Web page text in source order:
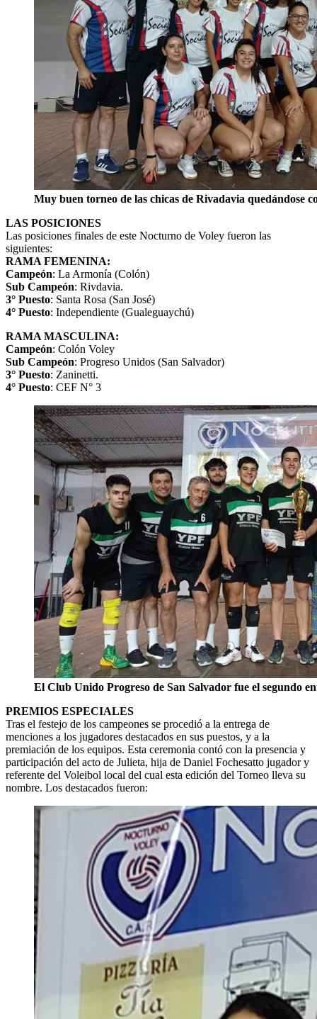
Muy buen torneo de las chicas de Rivadavia quedándose
LAS POSICIONES
Las posiciones finales de este Nocturno de Voley fueron las
siguientes:
RAMA FEMENINA:
Campeón: La Armonía (Colón)
Sub Campeón: Rivdavia.
3° Puesto: Santa Rosa (San José)
4° Puesto: Independiente (Gualeguaychú)
RAMA MASCULINA:
Campeón: Colón Voley
Sub Campeón: Progreso Unidos (San Salvador)
3° Puesto: Zaninetti.
4° Puesto: CEF N° 3
El Club Unido Progreso de San Salvador fue el segundo
PREMIOS ESPECIALES
Tras el festejo de los campeones se procedió a la entrega de
menciones a los jugadores destacados en sus puestos, y a la
premiación de los equipos. Esta ceremonia contó con la presencia y
participación del acto de Julieta, hija de Daniel Fochesatto jugador y
referente del Voleibol local del cual esta edición del Torneo lleva su
nombre. Los destacados fueron: